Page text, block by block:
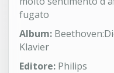
fugato
Album:
Klavier
Editore: Philips